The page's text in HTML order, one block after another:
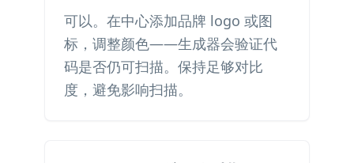
可以。在中心添加品牌 logo 或图
标，调整颜色——生成器会验证代
码是否仍可扫描。保持足够对比
度，避免影响扫描。